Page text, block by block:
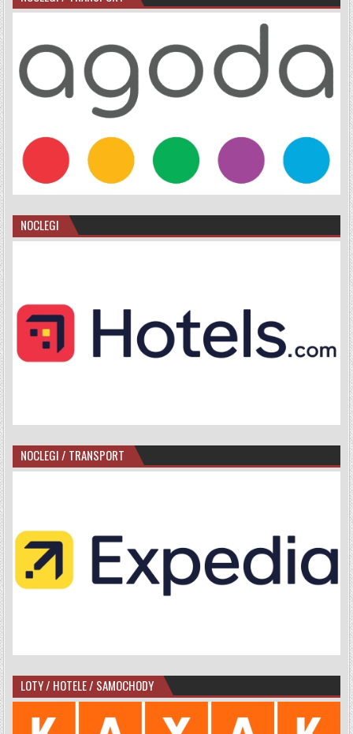
NOCLEGI
NOCLEGI / TRANSPORT
LOTY / HOTELE / SAMOCHODY